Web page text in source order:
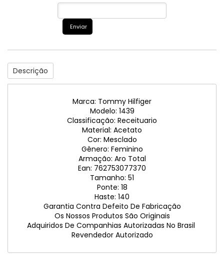
Enviar
Descrição
Marca: Tommy Hilfiger
Modelo: 1439
Classificação: Receituario
Material: Acetato
Cor: Mesclado
Gênero: Feminino
Armação: Aro Total
Ean: 762753077370
Tamanho: 51
Ponte: 18
Haste: 140
Garantia Contra Defeito De Fabricação
Os Nossos Produtos São Originais
Adquiridos De Companhias Autorizadas No Brasil
Revendedor Autorizado